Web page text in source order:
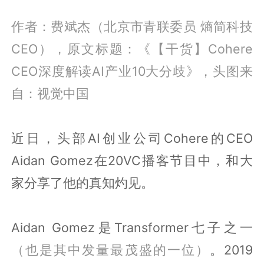
作者：费斌杰（北京市青联委员 熵简科技
CEO），原文标题：《【干货】Cohere
CEO深度解读AI产业10大分歧》，头图来
自：视觉中国
近日，头部AI创业公司Cohere的CEO
Aidan Gomez在20VC播客节目中，和大
家分享了他的真知灼见。
Aidan Gomez是Transformer七子之一
（也是其中发量最茂盛的一位） 。2019